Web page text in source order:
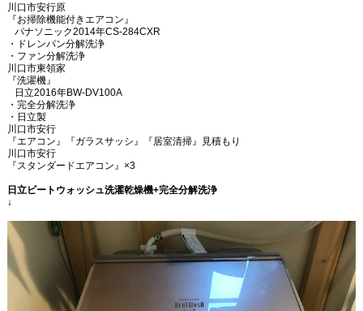
川口市安行原
『お掃除機能付きエアコン』
パナソニック2014年CS-284CXR
・ドレンパン分解洗浄
・ファン分解洗浄
川口市東領家
『洗濯機』
日立2016年BW-DV100A
・完全分解洗浄
・日立製
川口市安行
『エアコン』『ガラスサッシ』『居室清掃』見積もり
川口市安行
『スタンダードエアコン』 ×3
日立ビートウォッシュ洗濯乾燥機+完全分解洗浄
↓